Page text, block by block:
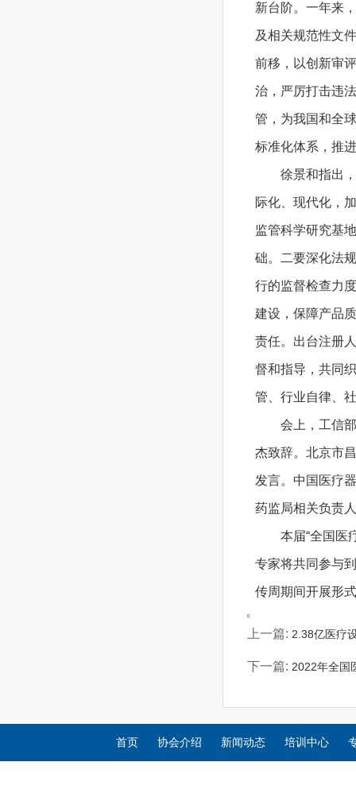
新台阶。一年来
及相关规范性文
前移，以创新审
治，严厉打击违
管，为我国和全
标准化体系，推
徐景和指出，
际化、现代化，
监管科学研究基
础。二要深化法
行的监督检查力
建设，保障产品
责任。出台注册
督和指导，共同
管、行业自律、
会上，工信部
杰致辞。北京市
发言。中国医疗
药监局相关负责
本届“全国医疗
专家将共同参与
传周期间开展形
0
上一篇: 2.38亿医疗
下一篇: 2022年全国
首页 协会介绍 新闻动态 培训中心